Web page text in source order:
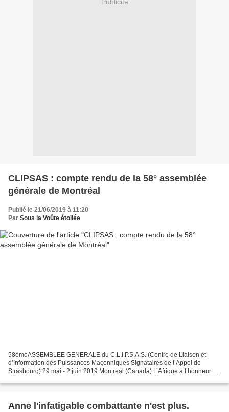
CLIPSAS : compte rendu de la 58° assemblée
générale de Montréal
Publié le 21/06/2019 à 11:20
Par Sous la Voûte étoilée
58èmeASSEMBLEE GENERALE du C.L.I.P.S.A.S. (Centre de Liaison et
d’Information des Puissances Maçonniques Signataires de l’Appel de
Strasbourg) 29 mai - 2 juin 2019 Montréal (Canada) L’Afrique à l’honneur Si
Anne l'infatigable combattante n'est plus.